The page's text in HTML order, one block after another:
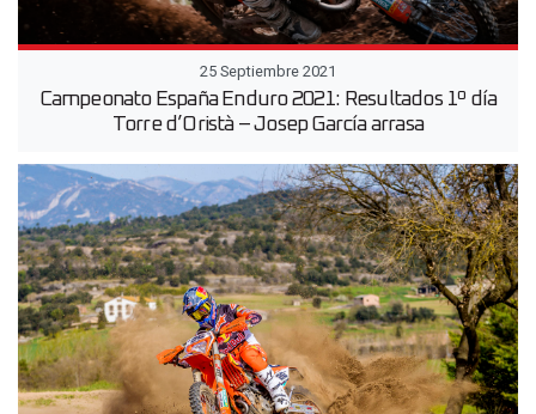
25 Septiembre 2021
Campeonato España Enduro 2021: Resultados 1º día
Torre d’Oristà – Josep García arrasa